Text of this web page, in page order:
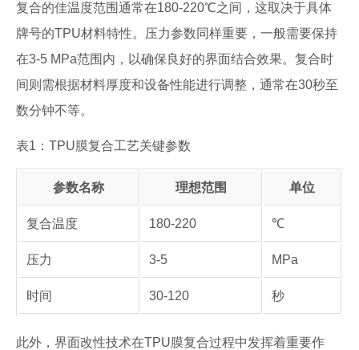
复合的佳温度范围通常在180-220℃之间，这取决于具体
牌号的TPU材料特性。压力参数同样重要，一般需要保持
在3-5 MPa范围内，以确保良好的界面结合效果。复合时
间则需根据材料厚度和设备性能进行调整，通常在30秒至
数分钟不等。
表1：TPU膜复合工艺关键参数
参数名称 理想范围 单位
复合温度 180-220 ℃
压力 3-5 MPa
时间 30-120 秒
此外，界面改性技术在TPU膜复合过程中发挥着重要作